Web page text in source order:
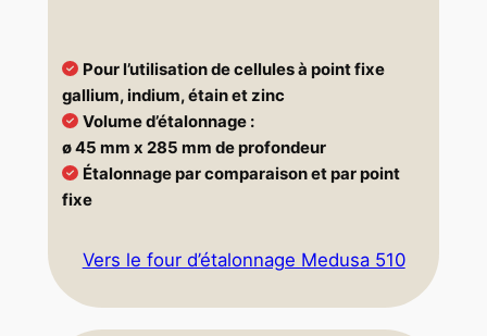
Pour l’utilisation de cellules à point fixe
gallium, indium, étain et zinc
Volume d’étalonnage :
ø 45 mm x 285 mm de profondeur
Étalonnage par comparaison et par point
fixe
Vers le four d’étalonnage Medusa 510